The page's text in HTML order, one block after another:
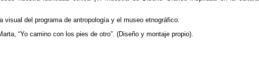
visual del programa de antropología y el museo etnográfico.
“Yo camino con los pies de otro”. (Diseño y montaje propio).